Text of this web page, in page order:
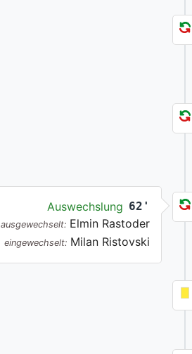
Auswechslung 62'
ausgewechselt: Elmin Rastoder
eingewechselt: Milan Ristovski